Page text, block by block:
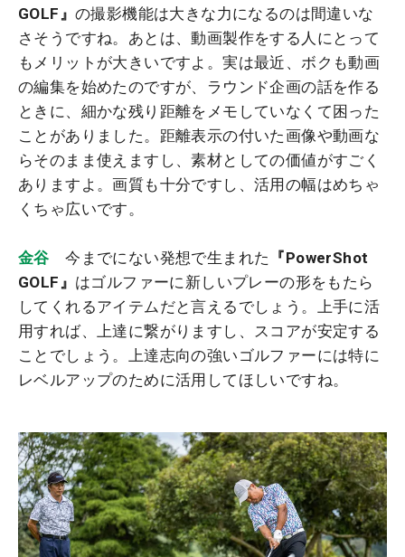
GOLF』 の撮影機能は大きな力になるのは間違いな
さそうですね。あとは、動画製作をする人にとって
もメリットが大きいですよ。実は最近、ボクも動画
の編集を始めたのですが、ラウンド企画の話を作る
ときに、細かな残り距離をメモしていなくて困った
ことがありました。距離表示の付いた画像や動画な
らそのまま使えますし、素材としての価値がすごく
ありますよ。画質も十分ですし、活用の幅はめちゃ
くちゃ広いです。
金谷 今までにない発想で生まれた 『PowerShot
GOLF』 はゴルファーに新しいプレーの形をもたら
してくれるアイテムだと言えるでしょう。上手に活
用すれば、上達に繋がりますし、スコアが安定する
ことでしょう。上達志向の強いゴルファーには特に
レベルアップのために活用してほしいですね。